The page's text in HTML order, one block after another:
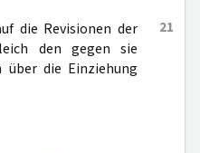
21
die Revisionen der
den gegen sie
über die Einziehung